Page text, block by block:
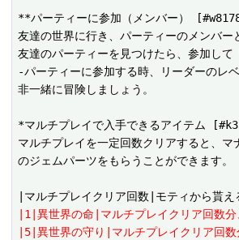
**パーティーに参加（メンバー）
友達の世界に行き、パーティーのメンバ
友達のパーティーを見つけたら、参加して
-パーティーに参加する時、リーダーのレ
非一緒に冒険しましょう。
*マルチプレイで入手できるアイテム
マルチプレイを一定回数クリアすると、
のジェムパーツをもらうことができます。
|1|異世界の命|マルチプレイクリア回数分
|5|異世界の守り|マルチプレイクリア回数